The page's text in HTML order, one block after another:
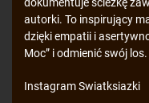
autorki. To inspirujący
dzięki empatii i
Moc” i odmienić swój los.
InstagramSwiatksiazki